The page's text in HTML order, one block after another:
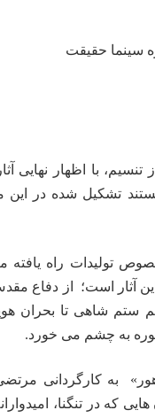
از تنسیم، با اظهار نهایی
۷ فیلم مستند تشکیل
تولیدات راه
ستم شاهی تا بحران
به چشم می خورد.
به کارگردانی
که در تنگنا،